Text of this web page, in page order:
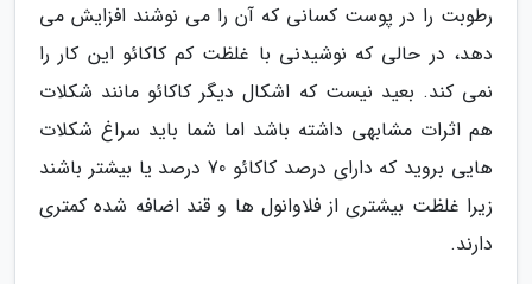
رطوبت را در پوست کسانی که آن را می نوشند افزایش می
دهد، در حالی که نوشیدنی با غلظت کم کاکائو این کار را
نمی کند. بعید نیست که اشکال دیگر کاکائو مانند شکلات
هم اثرات مشابهی داشته باشد اما شما باید سراغ شکلات
هایی بروید که دارای درصد کاکائو 70 درصد یا بیشتر باشند
زیرا غلظت بیشتری از فلاوانول ها و قند اضافه شده کمتری
دارند.